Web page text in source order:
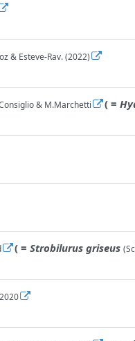
& Esteve-Rav. (2022)
& M.Marchetti ( =
( =Strobilurus griseus